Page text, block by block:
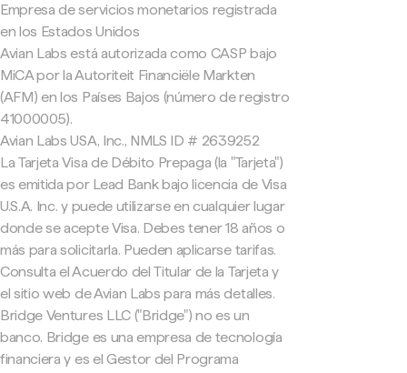
Empresa de servicios monetarios registrada
en los Estados Unidos
Avian Labs está autorizada como CASP bajo
MiCA por la Autoriteit Financiële Markten
(AFM) en los Países Bajos (número de registro
41000005).
Avian Labs USA, Inc., NMLS ID # 2639252
La Tarjeta Visa de Débito Prepaga (la "Tarjeta")
es emitida por Lead Bank bajo licencia de Visa
U.S.A. Inc. y puede utilizarse en cualquier lugar
donde se acepte Visa. Debes tener 18 años o
más para solicitarla. Pueden aplicarse tarifas.
Consulta el Acuerdo del Titular de la Tarjeta y
el sitio web de Avian Labs para más detalles.
Bridge Ventures LLC ("Bridge") no es un
banco. Bridge es una empresa de tecnología
financiera y es el Gestor del Programa